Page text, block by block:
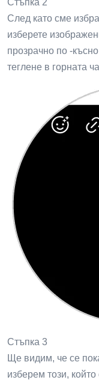
Стъпка 2
След като сме
изберете
прозрачно по -
теглене в горната
Стъпка 3
Ще видим, че се
изберем този,